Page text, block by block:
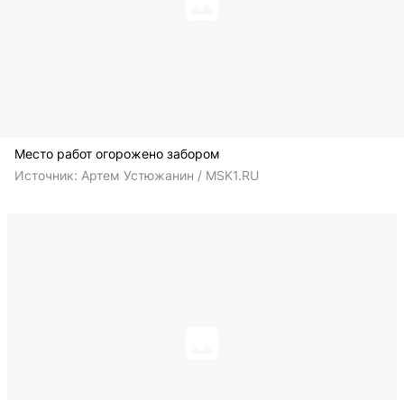
Место работ огорожено забором
Источник: Артем Устюжанин / MSK1.RU